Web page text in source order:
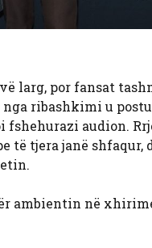
larg, por fansat
ribashkimi u
audion.
tjera janë
ambientin në